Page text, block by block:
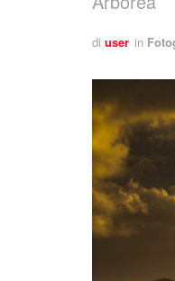
di user in